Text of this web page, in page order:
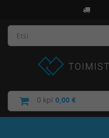
0 kpl 0,00 €